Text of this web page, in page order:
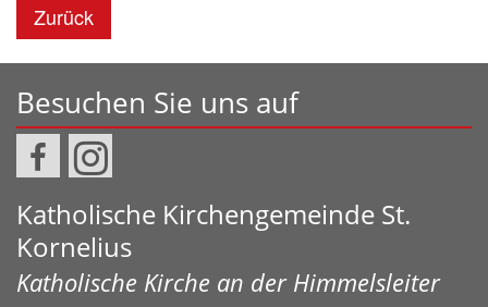
Zurück
Besuchen Sie uns auf
Katholische Kirchengemeinde St.
Kornelius
Katholische Kirche an der Himmelsleiter